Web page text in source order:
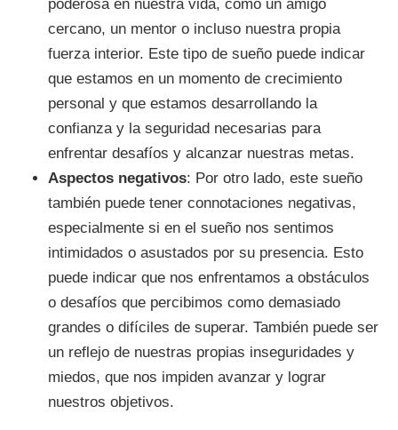
poderosa en nuestra vida, como un amigo
cercano, un mentor o incluso nuestra propia
fuerza interior. Este tipo de sueño puede indicar
que estamos en un momento de crecimiento
personal y que estamos desarrollando la
confianza y la seguridad necesarias para
enfrentar desafíos y alcanzar nuestras metas.
Aspectos negativos: Por otro lado, este sueño
también puede tener connotaciones negativas,
especialmente si en el sueño nos sentimos
intimidados o asustados por su presencia. Esto
puede indicar que nos enfrentamos a obstáculos
o desafíos que percibimos como demasiado
grandes o difíciles de superar. También puede ser
un reflejo de nuestras propias inseguridades y
miedos, que nos impiden avanzar y lograr
nuestros objetivos.